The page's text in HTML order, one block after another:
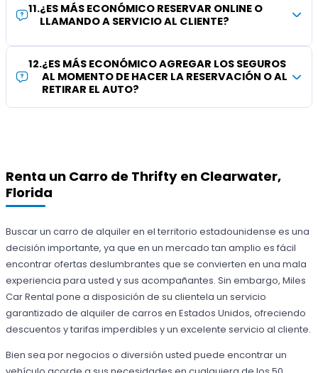
11.¿ES MÁS ECONÓMICO RESERVAR ONLINE O
LLAMANDO A SERVICIO AL CLIENTE?
12.¿ES MÁS ECONÓMICO AGREGAR LOS SEGUROS
AL MOMENTO DE HACER LA RESERVACIÓN O AL
RETIRAR EL AUTO?
Renta un Carro de Thrifty en Clearwater,
Florida
Buscar un carro de alquiler en el territorio estadounidense es una
decisión importante, ya que en un mercado tan amplio es fácil
encontrar ofertas deslumbrantes que se convierten en una mala
experiencia para usted y sus acompañantes. Sin embargo, Miles
Car Rental pone a disposición de su clientela un servicio
garantizado de alquiler de carros en Estados Unidos, ofreciendo
descuentos y tarifas imperdibles y un excelente servicio al cliente.
Bien sea por negocios o diversión usted puede encontrar un